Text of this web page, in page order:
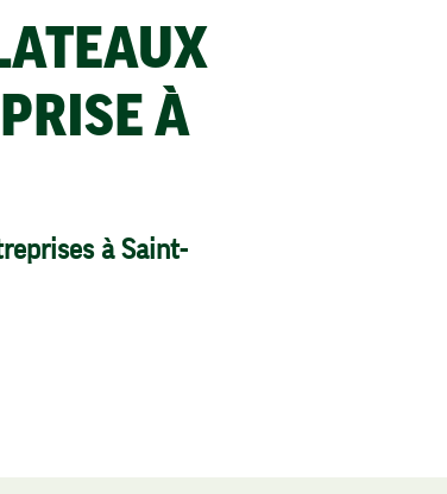
À
à Saint-